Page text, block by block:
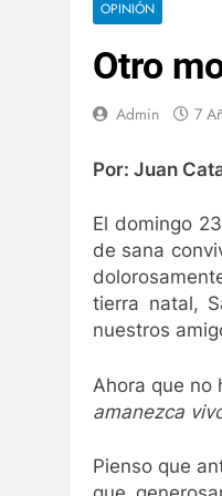
nuestra ciudad?
Se
1 Año Ago
Así fueron las
2 Años Ago
nuestra ciudad?
OPINIÓN
Otro
Admin 7
Por: Juan
El domingo
de sana
tierra natal,
nuestros
Ahora que no
amanezca
Pienso que